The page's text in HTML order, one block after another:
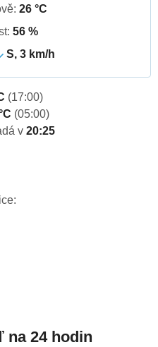
26 °C
56 %
S, 3 km/h
(17:00)
(05:00)
v 20:25
na 24 hodin